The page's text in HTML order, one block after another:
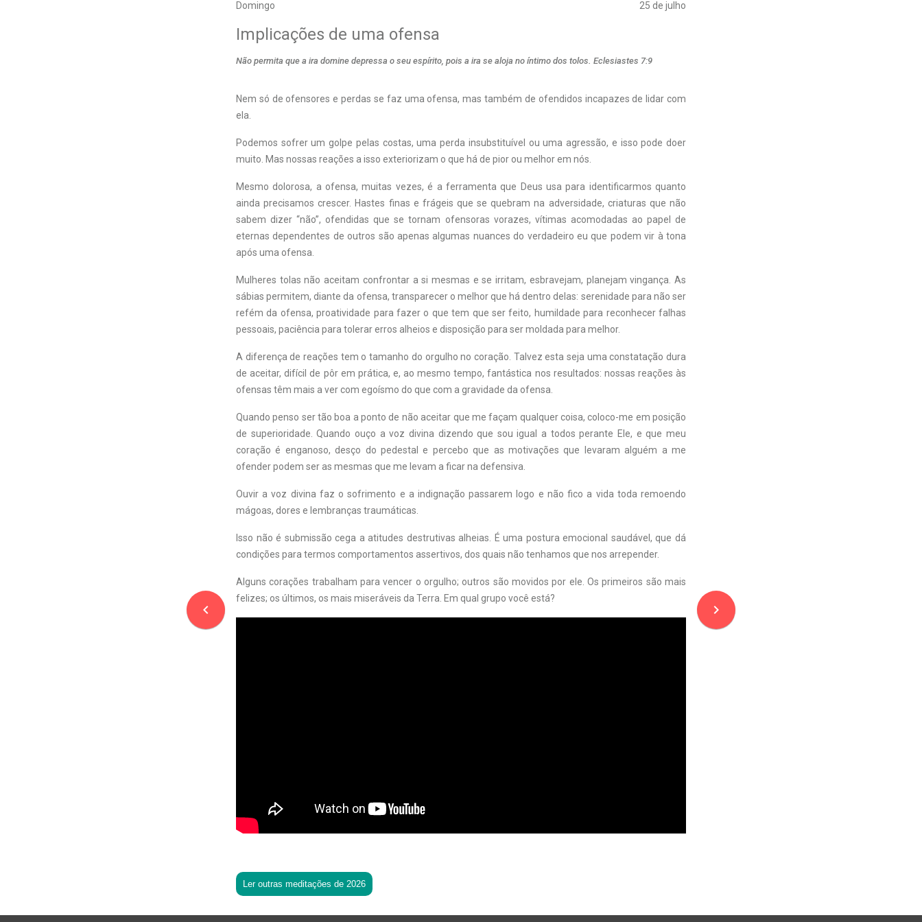
Domingo 25 de julho
navigate_before
Implicações de uma ofensa
Não permita que a ira domine depressa o seu espírito, pois a ira se aloja no íntimo dos tolos. Eclesiastes 7:9
Nem só de ofensores e perdas se faz uma ofensa, mas também de ofendidos incapazes de lidar com
ela.
Podemos sofrer um golpe pelas costas, uma perda insubstituível ou uma agressão, e isso pode doer
muito. Mas nossas reações a isso exteriorizam o que há de pior ou melhor em nós.
Mesmo dolorosa, a ofensa, muitas vezes, é a ferramenta que Deus usa para identificarmos quanto
ainda precisamos crescer. Hastes finas e frágeis que se quebram na adversidade, criaturas que não
sabem dizer “não”, ofendidas que se tornam ofensoras vorazes, vítimas acomodadas ao papel de
eternas dependentes de outros são apenas algumas nuances do verdadeiro eu que podem vir à tona
após uma ofensa.
Mulheres tolas não aceitam confrontar a si mesmas e se irritam, esbravejam, planejam vingança. As
sábias permitem, diante da ofensa, transparecer o melhor que há dentro delas: serenidade para não ser
refém da ofensa, proatividade para fazer o que tem que ser feito, humildade para reconhecer falhas
pessoais, paciência para tolerar erros alheios e disposição para ser moldada para melhor.
A diferença de reações tem o tamanho do orgulho no coração. Talvez esta seja uma constatação dura
de aceitar, difícil de pôr em prática, e, ao mesmo tempo, fantástica nos resultados: nossas reações às
ofensas têm mais a ver com egoísmo do que com a gravidade da ofensa.
Quando penso ser tão boa a ponto de não aceitar que me façam qualquer coisa, coloco-me em posição
de superioridade. Quando ouço a voz divina dizendo que sou igual a todos perante Ele, e que meu
coração é enganoso, desço do pedestal e percebo que as motivações que levaram alguém a me
ofender podem ser as mesmas que me levam a ficar na defensiva.
Ouvir a voz divina faz o sofrimento e a indignação passarem logo e não fico a vida toda remoendo
mágoas, dores e lembranças traumáticas.
Isso não é submissão cega a atitudes destrutivas alheias. É uma postura emocional saudável, que dá
condições para termos comportamentos assertivos, dos quais não tenhamos que nos arrepender.
Alguns corações trabalham para vencer o orgulho; outros são movidos por ele. Os primeiros são mais
felizes; os últimos, os mais miseráveis da Terra. Em qual grupo você está?
Ler outras meditações de 2026
navigate_next